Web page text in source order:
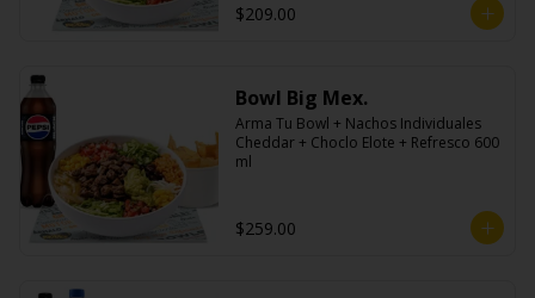
$209.00
Bowl Big Mex.
Arma Tu Bowl + Nachos Individuales
Cheddar + Choclo Elote + Refresco 600
ml
$259.00